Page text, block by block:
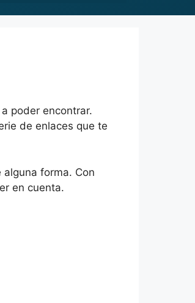
poder encontrar.
de enlaces que te
forma. Con
en cuenta.